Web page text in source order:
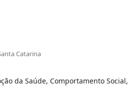
Catarina
da Saúde, Comportamento Social,